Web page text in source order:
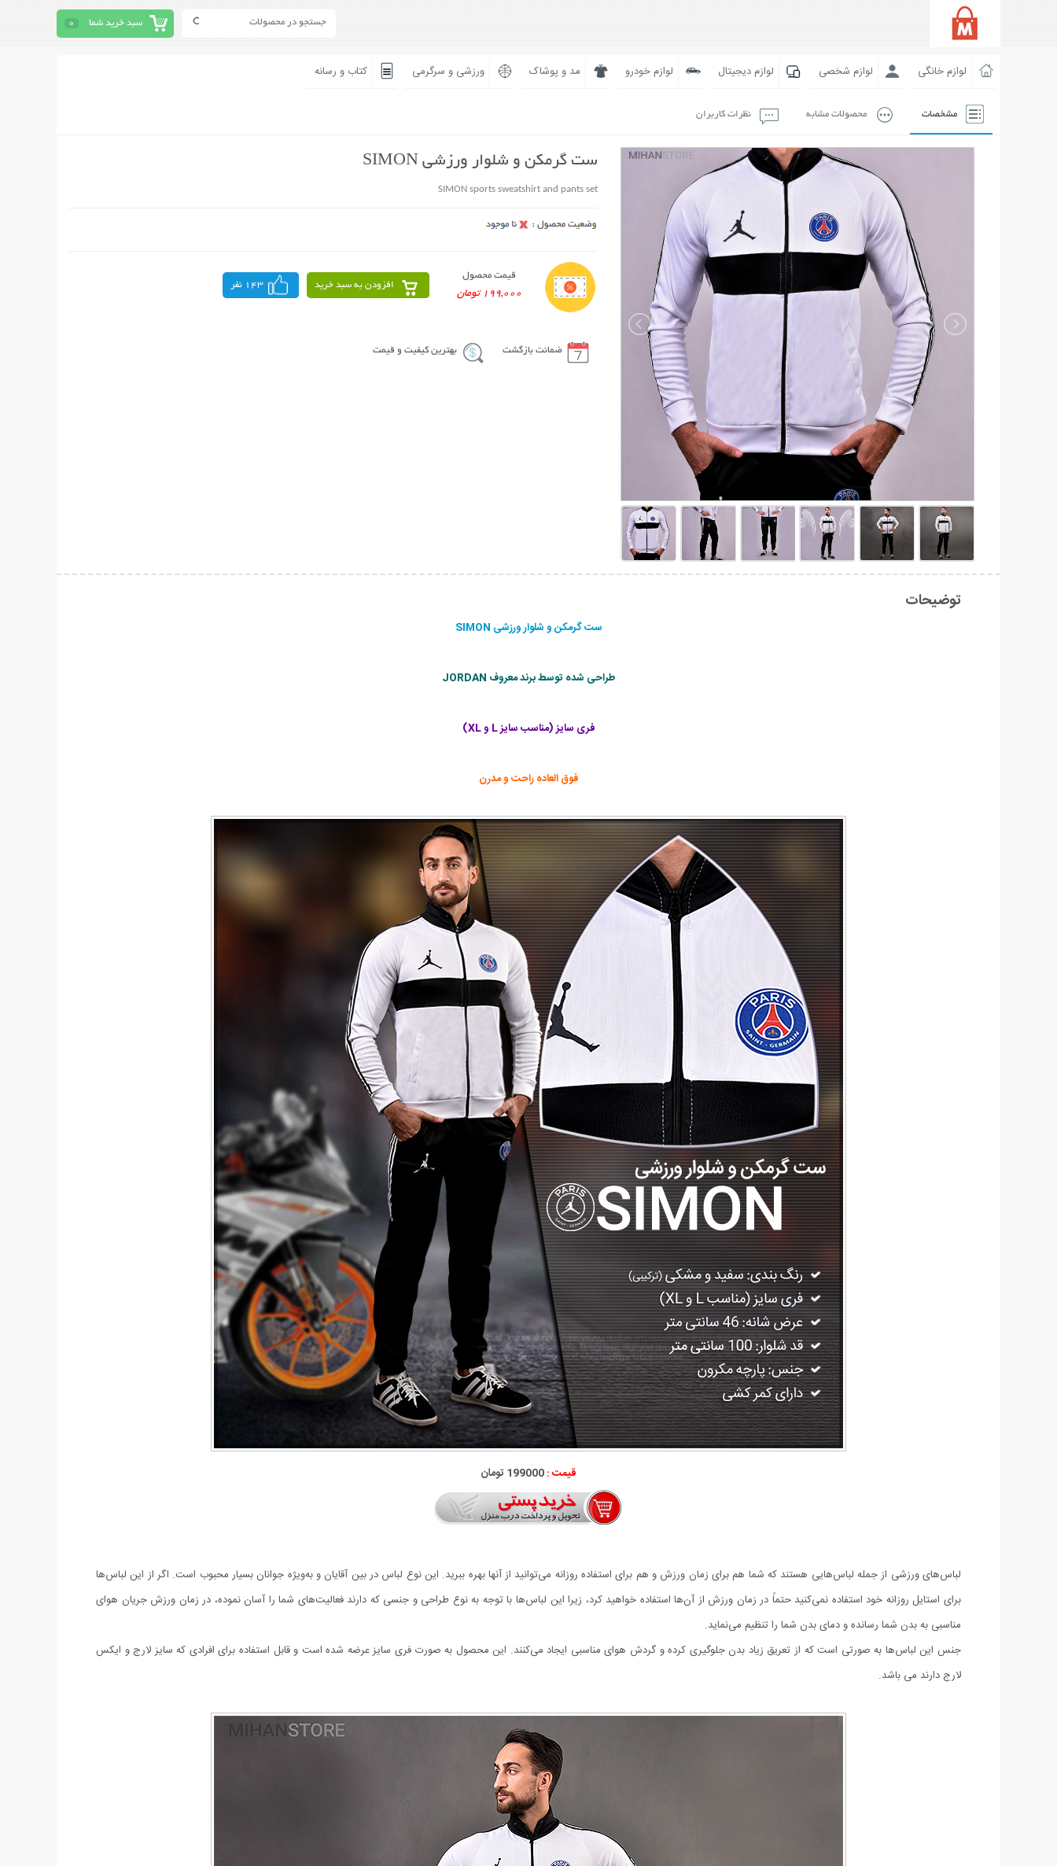
سبد خرید شما 0
لوازم خانگی لوازم شخصی لوازم دیجیتال لوازم خودرو مد و پوشاک ورزشی و سرگرمی کتاب و رسانه
مشخصات محصولات مشابه نظرات کاربران
ست گرمکن و شلوار ورزشی SIMON
SIMON sports sweatshirt and pants set
قیمت محصول
199,000 تومان
افزودن به سبد خرید 143 نفر
ضمانت بازگشت بهترین کیفیت و قیمت
توضیحات
ست گرمکن و شلوار ورزشی SIMON
طراحی شده توسط برند معروف JORDAN
فری سایز (مناسب سایز L و XL)
فوق العاده راحت و مدرن
قیمت :199000 تومان
لباس‌های ورزشی از جمله لباس‌هایی هستند که شما هم برای زمان ورزش و هم برای استفاده روزانه می‌توانید از آنها بهره ببرید. این نوع لباس در بین آقایان و به‌ویژه جوانان بسیار محبوب است. اگر از این لباس‌ها
برای استایل روزانه خود استفاده نمی‌کنید حتماً در زمان ورزش از آن‌ها استفاده خواهید کرد، زیرا این لباس‌ها با توجه به نوع طراحی و جنسی که دارند فعالیت‌های شما را آسان نموده، در زمان ورزش جریان هوای
مناسبی به بدن شما رسانده و دمای بدن شما را تنظیم می‌نماید.
جنس این لباس‌ها به صورتی است که از تعریق زیاد بدن جلوگیری کرده و گردش هوای مناسبی ایجاد می‌کنند. این محصول به صورت فری سایز عرضه شده است و قابل استفاده برای افرادی که سایز لارج و ایکس
لارج دارند می باشد.